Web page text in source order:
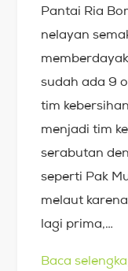
Pantai Ria
nelayan
sudah ada 9
tim
menjadi tim
serabutan
seperti Pak
melaut
lagi prima,…
Baca